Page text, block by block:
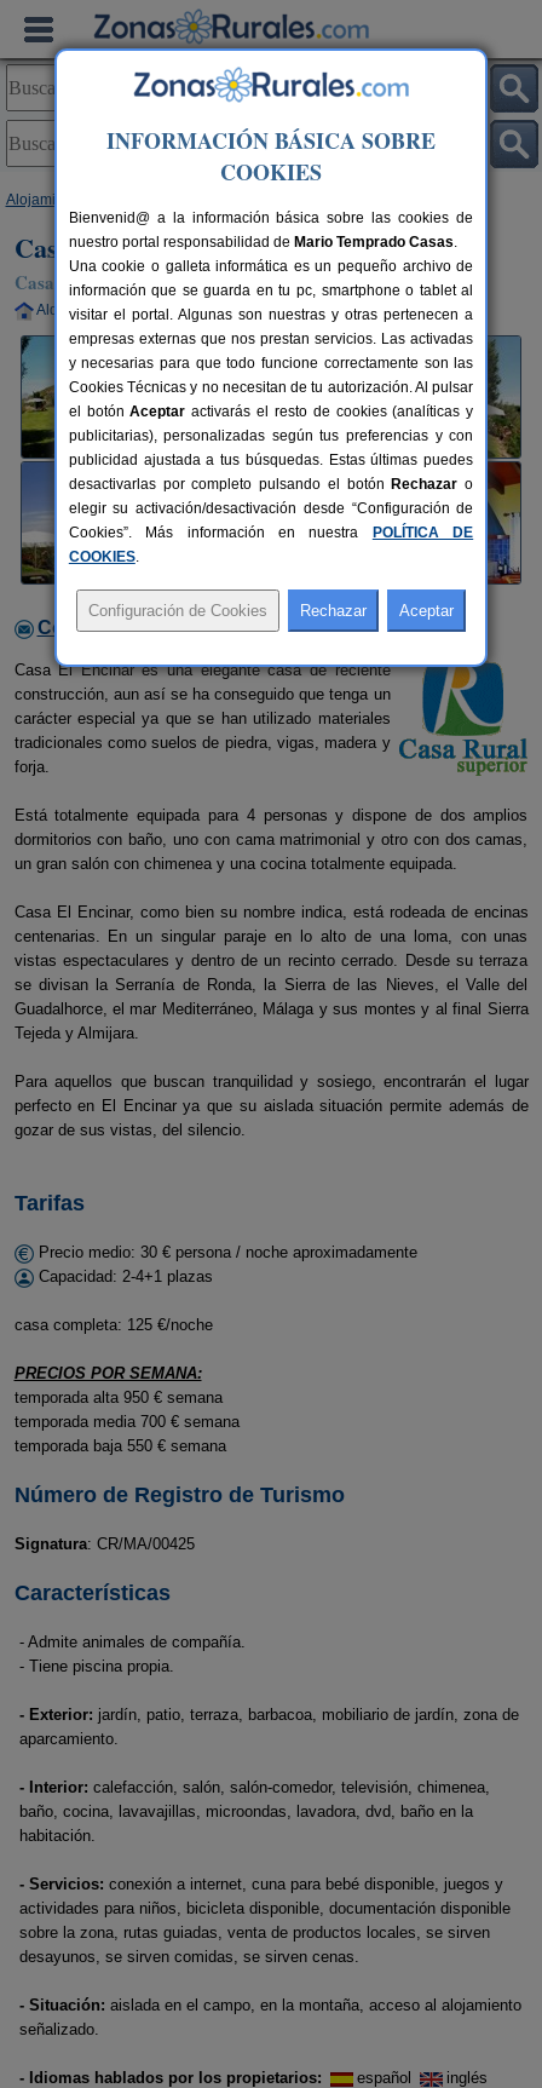
Alojamientos
Casa Encinar
Casa Rural en La Joya (Málaga)
Alquiler completo 2-4+1 plazas 53 km de Málaga
Contactar con el alojamiento
Casa El Encinar es una elegante casa de reciente
construcción, aun así se ha conseguido que tenga un
carácter especial ya que se han utilizado materiales
tradicionales como suelos de piedra, vigas, madera y
forja.
Está totalmente equipada para 4 personas y dispone de dos amplios
dormitorios con baño, uno con cama matrimonial y otro con dos camas,
un gran salón con chimenea y una cocina totalmente equipada.
Casa El Encinar, como bien su nombre indica, está rodeada de encinas
centenarias. En un singular paraje en lo alto de una loma, con unas
vistas espectaculares y dentro de un recinto cerrado. Desde su terraza
se divisan la Serranía de Ronda, la Sierra de las Nieves, el Valle del
Guadalhorce, el mar Mediterráneo, Málaga y sus montes y al final Sierra
Tejeda y Almijara.
Para aquellos que buscan tranquilidad y sosiego, encontrarán el lugar
perfecto en El Encinar ya que su aislada situación permite además de
gozar de sus vistas, del silencio.
Tarifas
Precio medio: 30 € persona / noche aproximadamente
Capacidad: 2-4+1 plazas
casa completa: 125 €/noche
PRECIOS POR SEMANA:
temporada alta 950 € semana
temporada media 700 € semana
temporada baja 550 € semana
Número de Registro de Turismo
Signatura: CR/MA/00425
Características
- Admite animales de compañía.
- Tiene piscina propia.
- Exterior: jardín, patio, terraza, barbacoa, mobiliario de jardín, zona de
aparcamiento.
- Interior: calefacción, salón, salón-comedor, televisión, chimenea,
baño, cocina, lavavajillas, microondas, lavadora, dvd, baño en la
habitación.
- Servicios: conexión a internet, cuna para bebé disponible, juegos y
actividades para niños, bicicleta disponible, documentación disponible
sobre la zona, rutas guiadas, venta de productos locales, se sirven
desayunos, se sirven comidas, se sirven cenas.
- Situación: aislada en el campo, en la montaña, acceso al alojamiento
señalizado.
- Idiomas hablados por los propietarios: español inglés
INFORMACIÓN BÁSICA SOBRE
COOKIES
Bienvenid@ a la información básica sobre las cookies de
nuestro portal responsabilidad de Mario Temprado Casas.
Una cookie o galleta informática es un pequeño archivo de
información que se guarda en tu pc, smartphone o tablet al
visitar el portal. Algunas son nuestras y otras pertenecen a
empresas externas que nos prestan servicios. Las activadas
y necesarias para que todo funcione correctamente son las
Cookies Técnicas y no necesitan de tu autorización. Al pulsar
el botónAceptar activarás el resto de cookies (analíticas y
publicitarias), personalizadas según tus preferencias y con
publicidad ajustada a tus búsquedas. Estas últimas puedes
desactivarlas por completo pulsando el botón Rechazar o
elegir su activación/desactivación desde “Configuración de
Cookies”. Más información en nuestra
POLÍTICA DE
COOKIES.